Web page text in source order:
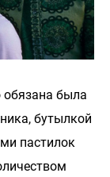
обязана была
бутылкой
пастилок